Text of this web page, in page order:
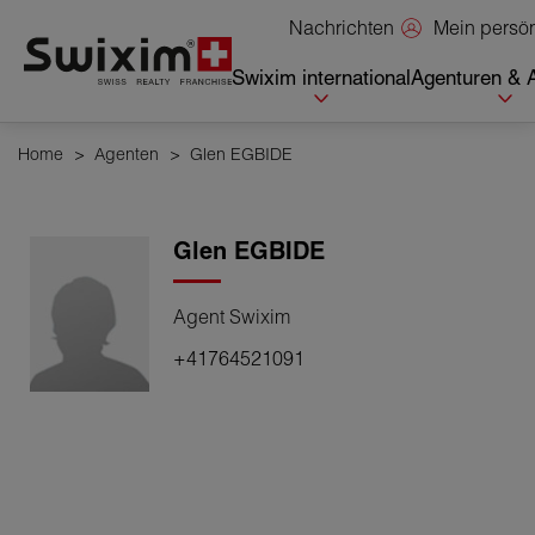
Nachrichten Mein
Swixim internationalAgenturen &
Home > Agenten > Glen EGBIDE
Glen EGBIDE
Agent Swixim
+41764521091